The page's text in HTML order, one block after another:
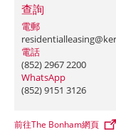
查詢
電郵
電話
(852) 2967 2200
WhatsApp
(852) 9151 3126
前往The Bonham網頁